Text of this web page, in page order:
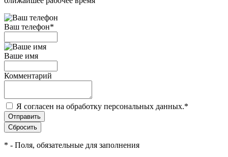
Ваш телефон*
Ваше имя
Комментарий
Я согласен на обработку персональных данных.*
* - Поля, обязательные для заполнения